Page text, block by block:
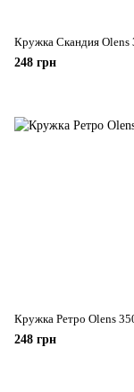
Кружка Скандия Olens
248 грн
Кружка Ретро Olens
248 грн